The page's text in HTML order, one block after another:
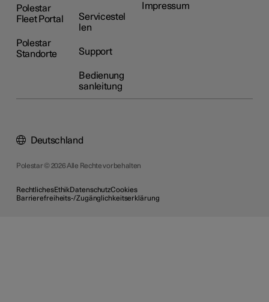
Polestar
Fleet Portal
Polestar
Standorte
Servicestel
len
Support
Bedienung
sanleitung
Impressum
Polestar © 2026 Alle Rechte vorbehalten
RechtlichesEthikDatenschutzCookies
Barrierefreiheits-/Zugänglichkeitserklärung
Deutschland